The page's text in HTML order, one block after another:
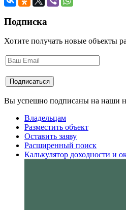
Подписка
Хотите получать новые объекты
Вы успешно подписаны на наши
Владельцам
Разместить объект
Оставить заяву
Расширенный поиск
Калькулятор доходности и